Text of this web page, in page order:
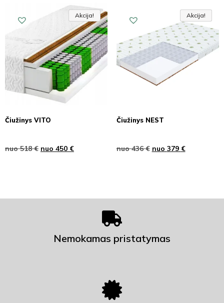
Akcija!
Akcija
Akcija!
Čiužinys VITO
nuo518€ nuo 450 €
Akcija!
Akcija
Akcija!
Čiužinys NEST
nuo436€ nuo 379 €
Nemokamas pristatymas